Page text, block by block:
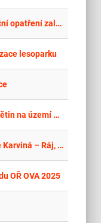
Solární sušárna kalů – kompenzační opatření založení remízu v lokalitě Šargoun Litovel.
lesoparku
Údržba veřejné zeleně, dřevin a květin na území Prahy 6
Omezení šíření jmelí – Nemocnice Karviná – Ráj, příspěvková organizace
OŘ OVA 2025